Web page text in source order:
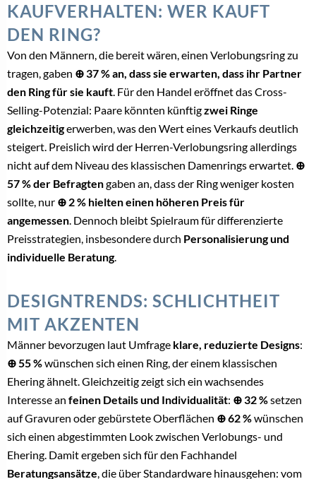
KAUFVERHALTEN: WER KAUFT
DEN RING?
Von den Männern, die bereit wären, einen Verlobungsring zu
tragen, gaben ⊕37 % an, dass sie erwarten, dass ihr Partner
den Ring für sie kauft. Für den Handel eröffnet das Cross-
Selling-Potenzial: Paare könnten künftigzwei Ringe
gleichzeitigerwerben, was den Wert eines Verkaufs deutlich
steigert. Preislich wird der Herren-Verlobungsring allerdings
nicht auf dem Niveau des klassischen Damenrings erwartet. ⊕
57 % der Befragtengaben an, dass der Ring weniger kosten
sollte, nur ⊕ 2 % hielten einen höheren Preis für
angemessen. Dennoch bleibt Spielraum für differenzierte
Preisstrategien, insbesondere durch Personalisierung und
individuelle Beratung.
DESIGNTRENDS: SCHLICHTHEIT
MIT AKZENTEN
Männer bevorzugen laut Umfrage klare, reduzierte Designs:
⊕55 %wünschen sich einen Ring, der einem klassischen
Ehering ähnelt. Gleichzeitig zeigt sich ein wachsendes
Interesse an feinen Details und Individualität: ⊕ 32 %setzen
auf Gravuren oder gebürstete Oberflächen ⊕ 62 %wünschen
sich einen abgestimmten Look zwischen Verlobungs- und
Ehering. Damit ergeben sich für den Fachhandel
Beratungsansätze, die über Standardware hinausgehen: vom